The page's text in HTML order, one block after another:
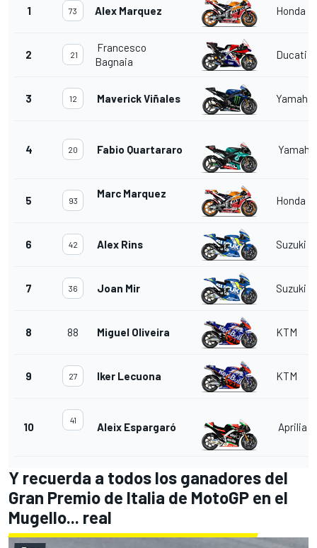
1 73 Alex Marquez Honda
2 21
Francesco
Bagnaia
Ducati
3 12 Maverick Viñales Yamaha
4 20 Fabio Quartararo Yamaha
5 93
Marc Marquez
Honda
6 42 Alex Rins Suzuki
7 36 Joan Mir Suzuki
8 88 Miguel Oliveira KTM
9 27 Iker Lecuona KTM
10
41
Aleix Espargaró Aprilia
Y recuerda a todos los ganadores del
Gran Premio de Italia de MotoGP en el
Mugello... real